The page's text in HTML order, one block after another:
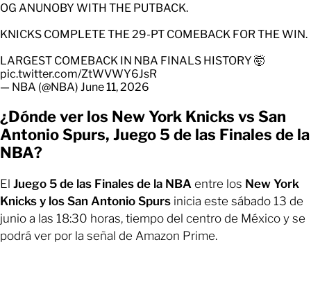
OG ANUNOBY WITH THE PUTBACK.
KNICKS COMPLETE THE 29-PT COMEBACK FOR THE WIN.
LARGEST COMEBACK IN NBA FINALS HISTORY 🤯
pic.twitter.com/ZtWVWY6JsR
— NBA (@NBA) June 11, 2026
¿Dónde ver los New York Knicks vs San
Antonio Spurs, Juego 5 de las Finales de la
NBA?
El Juego 5 de las Finales de la NBA entre los New York
Knicks y los San Antonio Spurs inicia este sábado 13 de
junio a las 18:30 horas, tiempo del centro de México y se
podrá ver por la señal de Amazon Prime.